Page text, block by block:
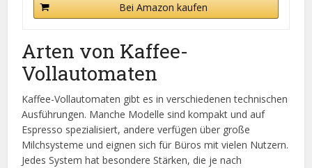
Bei Amazon kaufen
Arten von Kaffee-
Vollautomaten
Kaffee-Vollautomaten gibt es in verschiedenen technischen
Ausführungen. Manche Modelle sind kompakt und auf
Espresso spezialisiert, andere verfügen über große
Milchsysteme und eignen sich für Büros mit vielen Nutzern.
Jedes System hat besondere Stärken, die je nach